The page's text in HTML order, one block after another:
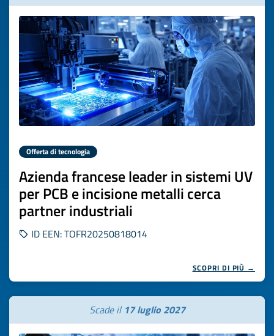
Offerta di tecnologia
Azienda francese leader in sistemi UV
per PCB e incisione metalli cerca
partner industriali
ID EEN: TOFR20250818014
SCOPRI DI PIÙ →
Scade il 17 luglio 2027